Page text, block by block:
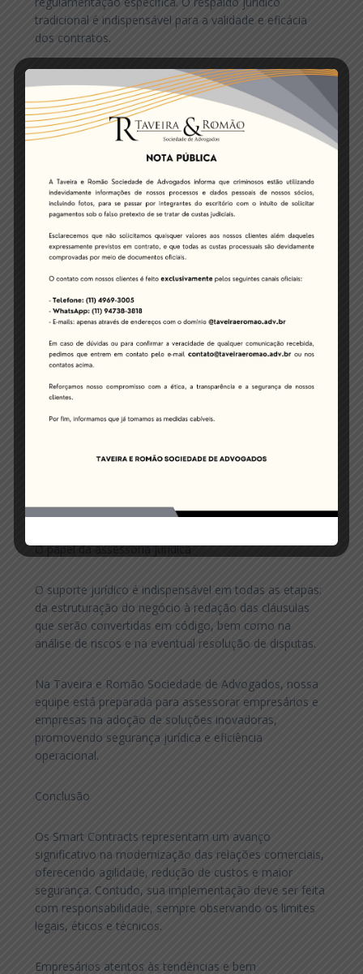
tradicional é indispensável para a validade e eficácia
dos contratos.
2. Clareza e precisão: o código precisa refletir
exatamente a vontade das partes, evitando
interpretações ambíguas. Uma falha na programação
pode gerar prejuízos e litígios.
Contract seja compatível com os sistemas utilizados
pelos parceiros comerciais, evitando falhas de
4. Gestão de riscos: ainda que a blockchain ofereça
segurança contra alterações e fraudes, vulnerabilidades
podem existir, especialmente na programação do
contrato ou na interface com sistemas externos.
5. Aspectos éticos e regulatórios: dependendo do
de dados, privacidade e compliance que devem ser
rigorosamente observadas.
6. Assessoria especializada: contar com profissionais
Smart Contracts com segurança.
O papel da assessoria jurídica
O suporte jurídico é indispensável em todas as etapas:
da estruturação do negócio à redação das cláusulas
que serão convertidas em código, bem como na
análise de riscos e na eventual resolução de disputas.
Na Taveira e Romão Sociedade de Advogados, nossa
equipe está preparada para assessorar empresários e
empresas na adoção de soluções inovadoras,
promovendo segurança jurídica e eficiência
operacional.
Conclusão
Os Smart Contracts representam um avanço
significativo na modernização das relações comerciais,
oferecendo agilidade, redução de custos e maior
segurança. Contudo, sua implementação deve ser feita
com responsabilidade, sempre observando os limites
legais, éticos e técnicos.
Empresários atentos às tendências e bem